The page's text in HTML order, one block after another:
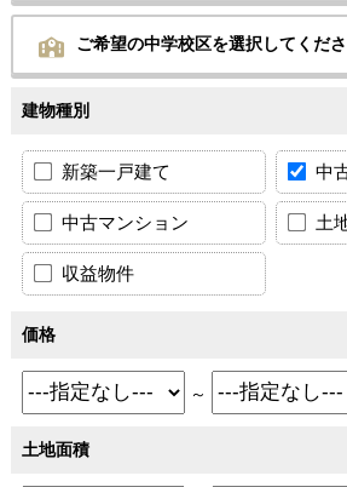
ご希望の中学校区を選択してくだ
建物種別
新築一戸建て 中
中古マンション 土
収益物件
価格
～
土地面積